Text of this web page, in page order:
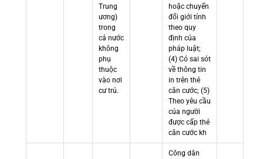
Trung
ương)
trong
cả nước
không
phụ
thuộc
vào nơi
cư trú.
hoặc chuyển
đổi giới tính
theo quy
định của
pháp luật;
(4) Có sai sót
về thông tin
in trên thẻ
căn cước; (5)
Theo yêu cầu
của người
được cấp thẻ
căn cước kh
Công dân